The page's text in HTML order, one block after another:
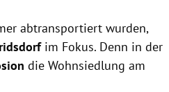
abtransportiert wurden,
im Fokus. Denn in der
die Wohnsiedlung am